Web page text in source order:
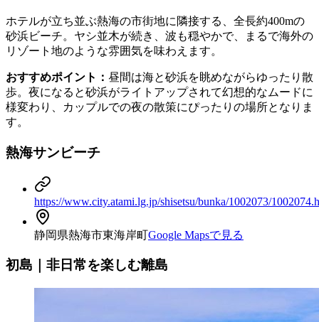
ホテルが立ち並ぶ熱海の市街地に隣接する、全長約400mの
砂浜ビーチ。ヤシ並木が続き、波も穏やかで、まるで海外の
リゾート地のような雰囲気を味わえます。
おすすめポイント： 昼間は海と砂浜を眺めながらゆったり散
歩。夜になると砂浜がライトアップされて幻想的なムードに
様変わり、カップルでの夜の散策にぴったりの場所となりま
す。
熱海サンビーチ
https://www.city.atami.lg.jp/shisetsu/bunka/1002073/
静岡県熱海市東海岸町Google Mapsで見る
初島｜非日常を楽しむ離島